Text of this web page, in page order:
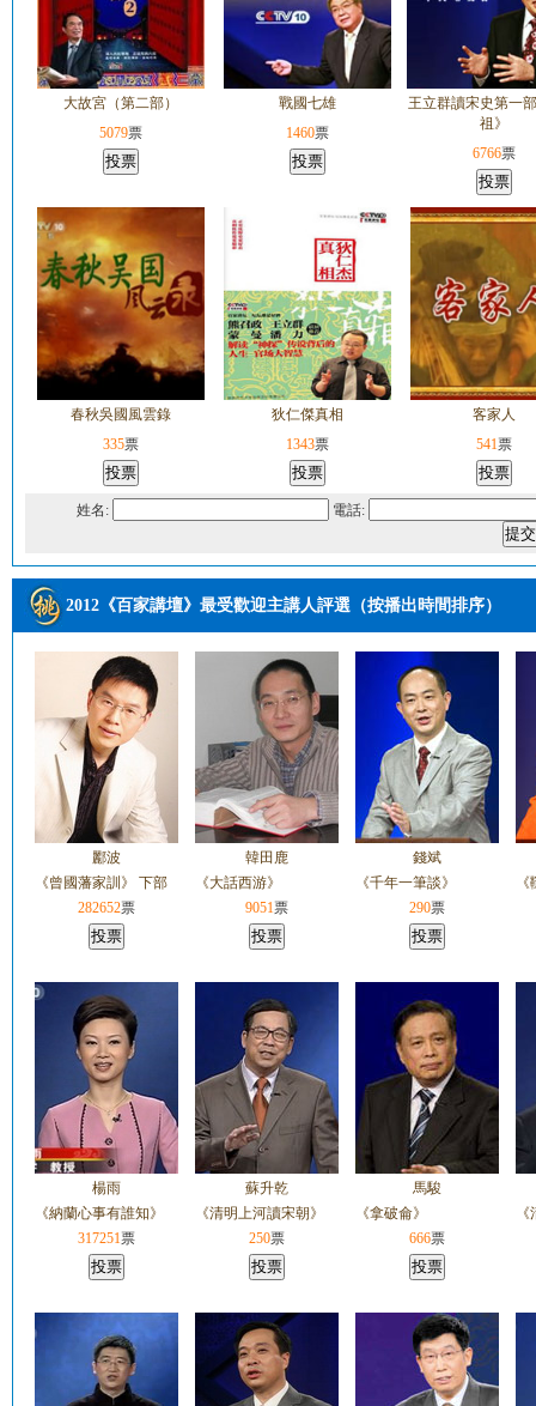
大故宮（第二部）
5079票
戰國七雄
1460票
王立群讀宋史第一
祖》
6766票
春秋吳國風雲錄
335票
狄仁傑真相
1343票
客家人
541票
姓名: 電話:
2012《百家講壇》最受歡迎主講人評選（按播出時間排序）
酈波
《曾國藩家訓》 下部
282652票
韓田鹿
《大話西游》
9051票
錢斌
《千年一筆談》
290票
楊雨
《納蘭心事有誰知》
317251票
蘇升乾
《清明上河讀宋朝》
250票
馬駿
《拿破侖》
666票